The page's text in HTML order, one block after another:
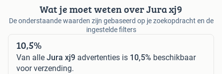
Wat je moet weten over Jura xj9
De onderstaande waarden zijn gebaseerd op je zoekopdracht en de
ingestelde filters
10,5%
Van alle Jura xj9 advertenties is 10,5% beschikbaar
voor verzending.